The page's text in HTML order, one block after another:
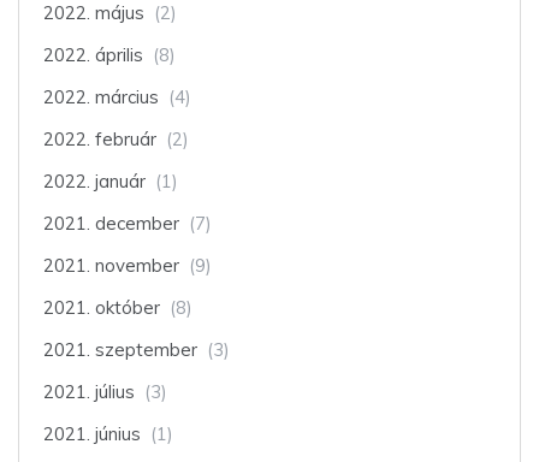
2022. május (2)
2022. április (8)
2022. március (4)
2022. február (2)
2022. január (1)
2021. december (7)
2021. november (9)
2021. október (8)
2021. szeptember (3)
2021. július (3)
2021. június (1)